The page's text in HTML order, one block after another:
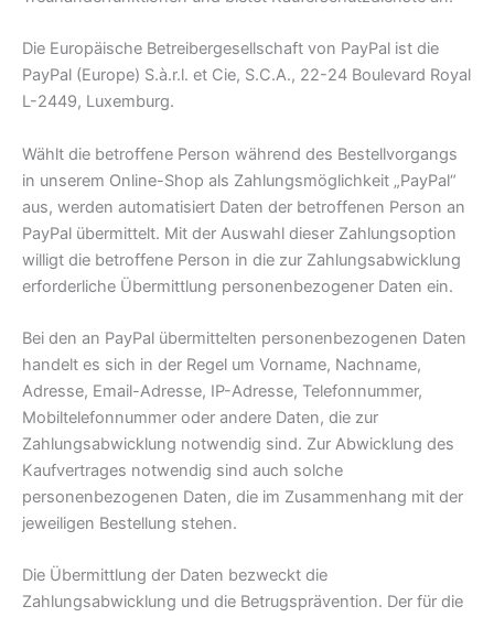
Die Europäische Betreibergesellschaft von PayPal ist die
PayPal (Europe) S.à.r.l. et Cie, S.C.A., 22-24 Boulevard Royal
L-2449, Luxemburg.
Wählt die betroffene Person während des Bestellvorgangs
in unserem Online-Shop als Zahlungsmöglichkeit „PayPal“
aus, werden automatisiert Daten der betroffenen Person an
PayPal übermittelt. Mit der Auswahl dieser Zahlungsoption
willigt die betroffene Person in die zur Zahlungsabwicklung
erforderliche Übermittlung personenbezogener Daten ein.
Bei den an PayPal übermittelten personenbezogenen Daten
handelt es sich in der Regel um Vorname, Nachname,
Adresse, Email-Adresse, IP-Adresse, Telefonnummer,
Mobiltelefonnummer oder andere Daten, die zur
Zahlungsabwicklung notwendig sind. Zur Abwicklung des
Kaufvertrages notwendig sind auch solche
personenbezogenen Daten, die im Zusammenhang mit der
jeweiligen Bestellung stehen.
Die Übermittlung der Daten bezweckt die
Zahlungsabwicklung und die Betrugsprävention. Der für die